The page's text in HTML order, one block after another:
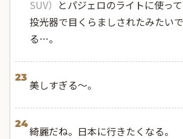
SUV） とパジェロのライトに使って
投光器で目くらましされたみたい
る…。
23
美しすぎる〜。
24
綺麗だね。日本に行きたくなる。